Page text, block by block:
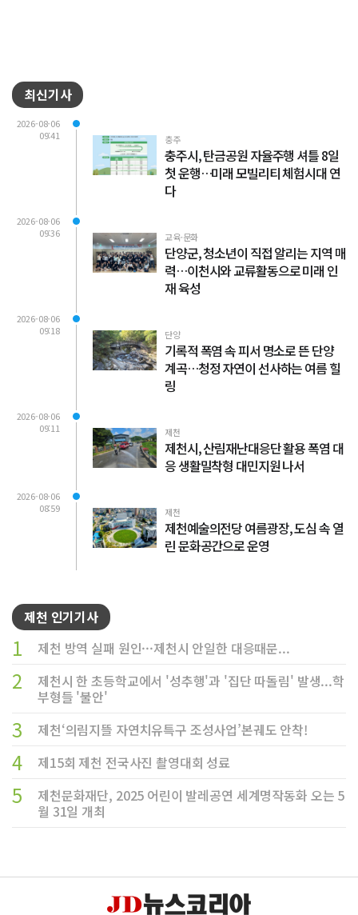
최신기사
2026-08-06
09:41
충주
충주시, 탄금공원 자율주행 셔틀 8일
첫 운행…미래 모빌리티 체험시대 연
다
2026-08-06
09:36
교육·문화
단양군, 청소년이 직접 알리는 지역 매
력…이천시와 교류활동으로 미래 인
재 육성
2026-08-06
09:18
단양
기록적 폭염 속 피서 명소로 뜬 단양
계곡…청정 자연이 선사하는 여름 힐
링
2026-08-06
09:11
제천
제천시, 산림재난대응단 활용 폭염 대
응 생활밀착형 대민지원 나서
2026-08-06
08:59
제천
제천예술의전당 여름광장, 도심 속 열
린 문화공간으로 운영
제천 인기기사
1 제천 방역 실패 원인···제천시 안일한 대응때문...
2
제천시 한 초등학교에서 '성추행'과 '집단 따돌림' 발생...학
부형들 '불안'
3 제천‘의림지뜰 자연치유특구 조성사업’본궤도 안착!
4 제15회 제천 전국사진 촬영대회 성료
5
제천문화재단, 2025 어린이 발레공연 세계명작동화 오는 5
월 31일 개최